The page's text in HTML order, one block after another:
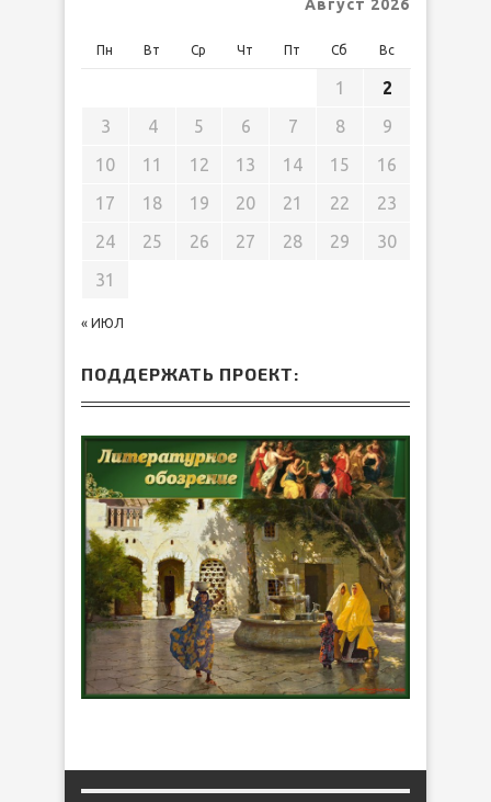
Август 2026
Пн Вт Ср Чт Пт Сб Вс
« ИЮЛ
1
2
3
4 5 6 7 8
9
10
11 12 13 14 15
16
17
18 19 20 21 22
23
24
25 26 27 28 29
30
31
ПОДДЕРЖАТЬ ПРОЕКТ: